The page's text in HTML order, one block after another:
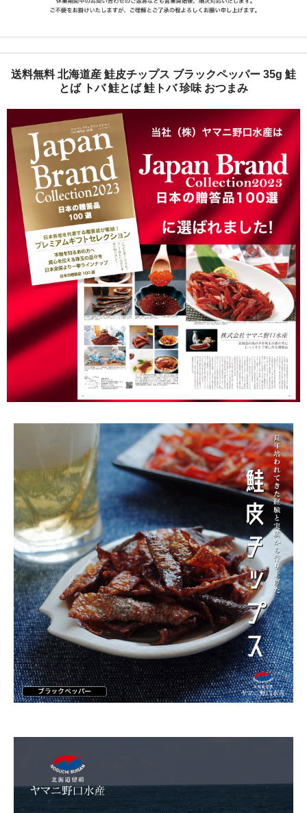
送料無料 北海道産 鮭皮チップス ブラックペッパー 35g 鮭
とば トバ 鮭とば 鮭トバ 珍味 おつまみ